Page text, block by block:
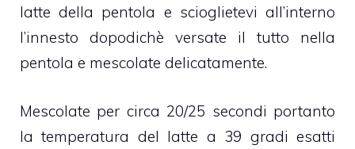
latte della pentola e scioglietevi all’interno
l’innesto dopodichè versate il tutto nella
pentola e mescolate delicatamente.
Mescolate per circa 20/25 secondi portanto
la temperatura del latte a 39 gradi esatti